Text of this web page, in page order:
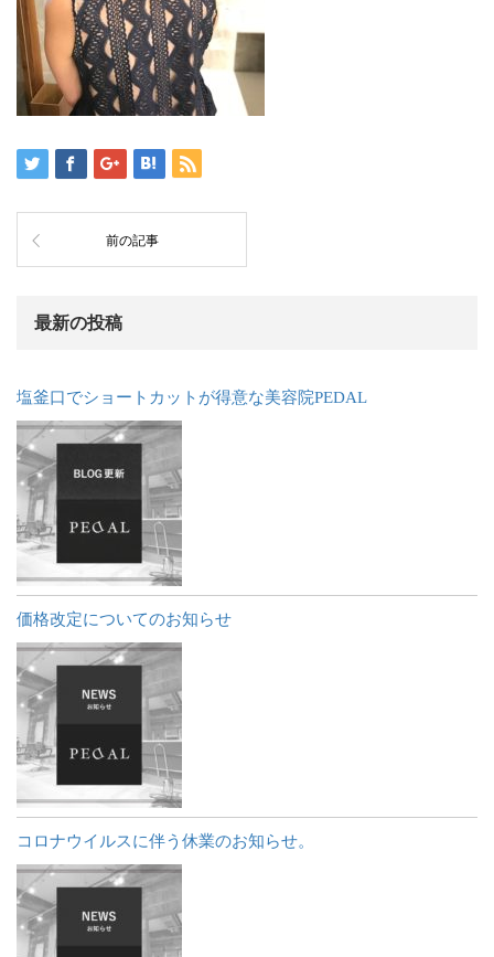
前の記事
最新の投稿
塩釜口でショートカットが得意な美容院PEDAL
価格改定についてのお知らせ
コロナウイルスに伴う休業のお知らせ。